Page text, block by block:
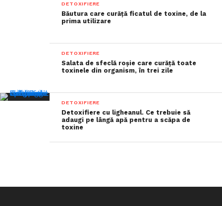
DETOXIFIERE
Băutura care curăță ficatul de toxine, de la
prima utilizare
DETOXIFIERE
Salata de sfeclă roșie care curăță toate
toxinele din organism, în trei zile
DETOXIFIERE
Detoxifiere cu ligheanul. Ce trebuie să
adaugi pe lângă apă pentru a scăpa de
toxine